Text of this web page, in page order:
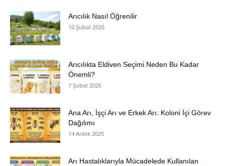
Arıcılık Nasıl Öğrenilir
10 Şubat 2026
Arıcılıkta Eldiven Seçimi Neden Bu Kadar
Önemli?
7 Şubat 2026
Ana Arı, İşçi Arı ve Erkek Arı: Koloni İçi Görev
Dağılımı
14 Aralık 2025
Arı Hastalıklarıyla Mücadelede Kullanılan